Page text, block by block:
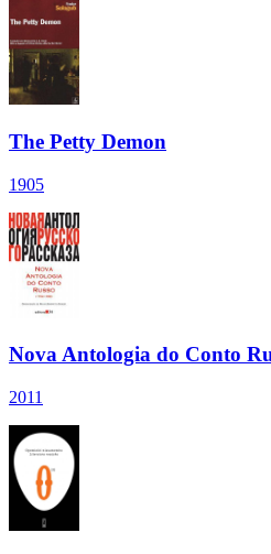
The Petty Demon
1905
Nova Antologia do Conto
2011